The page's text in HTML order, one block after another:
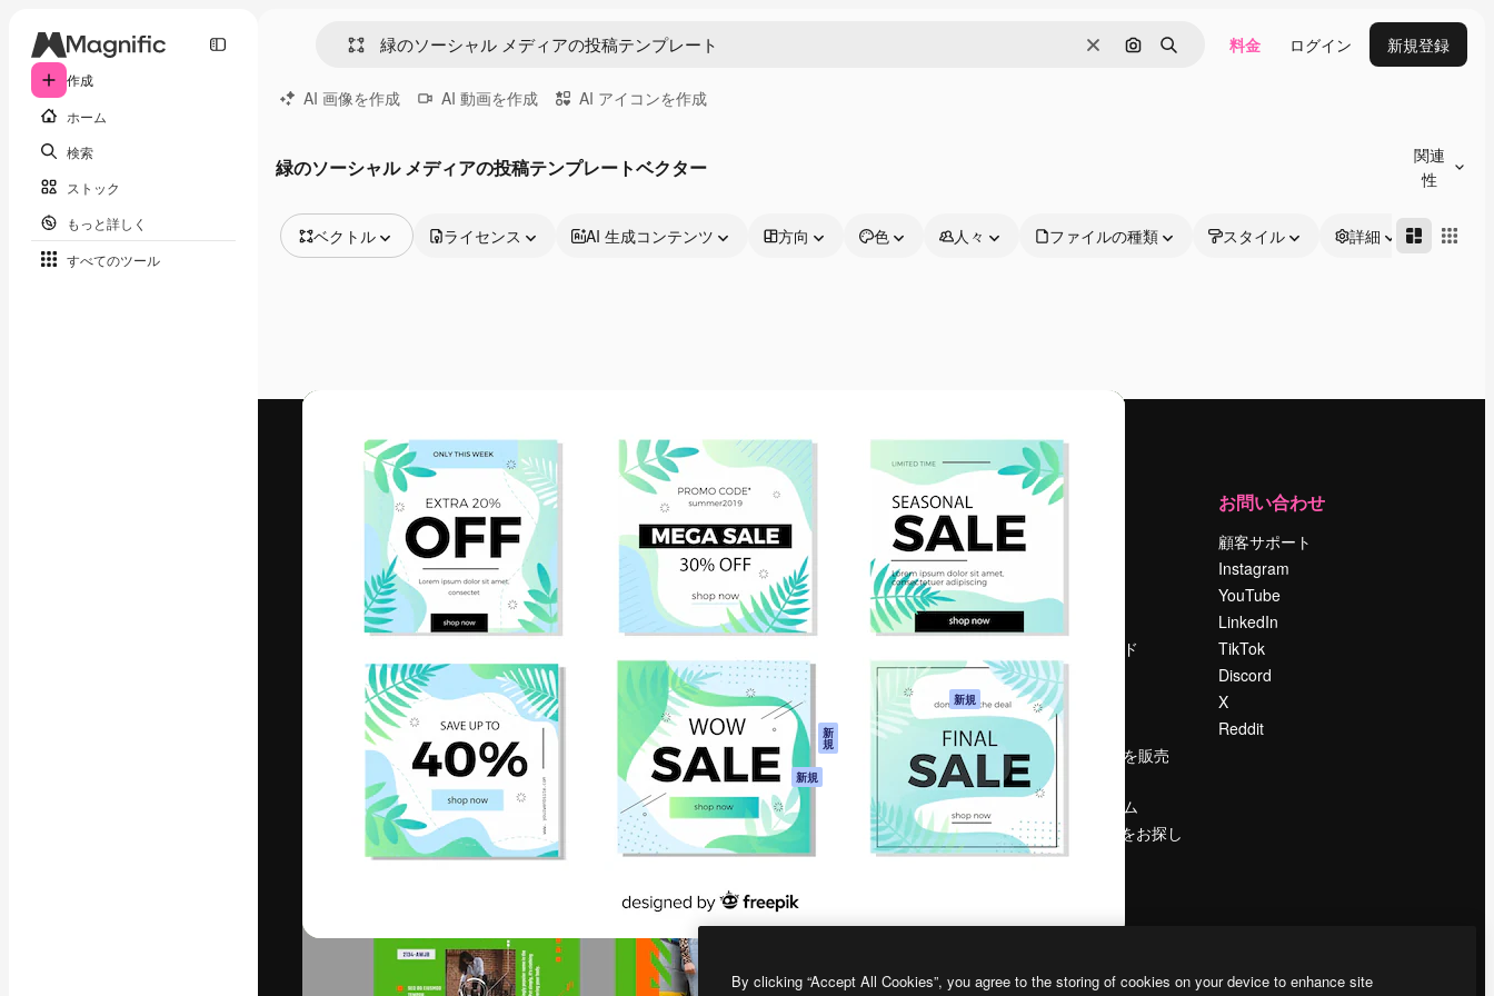
作成
ホーム
検索
ストック
もっと詳しく
すべてのツール
消去 画像で検索
検索 料金 ログイン 新規登録
AI 画像を作成 AI 動画を作成 AI アイコンを作成
緑のソーシャル メディアの投稿テンプレートベクター
関連
性
ベクトル
動画
モーショングラフィックス
動画テンプレート
ライセンス AI 生成コンテンツ 方向 色 人々 ファイルの種類 スタイル 詳細
最高のクリエイティブ制作を導くためのプラ
ットフォーム。クリエイター、企業、代理
店、スタジオを含む100万人以上が利用して
います。
日本語
製品
Spaces
AI アシスタント
AI 画像生成ツール
AI 動画生成ツール
ストックコンテン
ツ
Claude/ChatGPT
向けMCP
新
規
エージェント 新規
API
モバイルアプリ
すべてのMagnificツ
はじめに
Academy
ドキュメント
サポート
利用規約
シー
オリジナル 新規
クッキーポリシー
トラストセンター
アフィリエイト
法人向け
運営
Reviews
検索トレンド
ブログ
イベント
Slidesgo
コンテンツを販売
する
プレスルーム
magnific.aiをお探し
ですか？
お問い合わせ
顧客サポート
Instagram
YouTube
LinkedIn
TikTok
Discord
X
Reddit
Copyright © 2010-2026Freepik Company S.L.U.無断複写・転載を禁じます
By clicking “Accept All Cookies”, you agree to the storing of cookies on your device to enhance site